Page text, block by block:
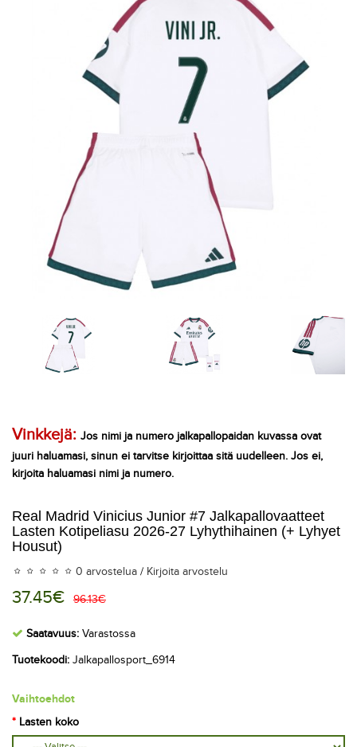
Vinkkejä: Jos nimi ja numero jalkapallopaidan kuvassa ovat
juuri haluamasi, sinun ei tarvitse kirjoittaa sitä uudelleen. Jos ei,
kirjoita haluamasi nimi ja numero.
Real Madrid Vinicius Junior #7 Jalkapallovaatteet
Lasten Kotipeliasu 2026-27 Lyhythihainen (+ Lyhyet
Housut)
0 arvostelua / Kirjoita arvostelu
37.45€ 96.13€
Saatavuus: Varastossa
Tuotekoodi: Jalkapallosport_6914
Vaihtoehdot
Lasten koko